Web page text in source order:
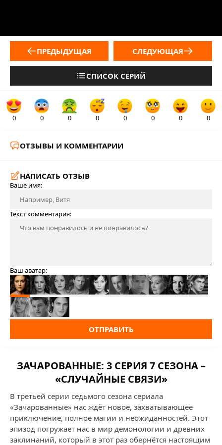
ПРЕДЫДУЩАЯ
СПИСОК СЕРИЙ
СЛЕДУЮЩАЯ
0 0 0 0 0 0 0 0
ОТЗЫВЫ И КОММЕНТАРИИ
НАПИСАТЬ ОТЗЫВ
Ваше имя:
Текст комментария:
Ваш аватар:
ОТПРАВИТЬ
ЗАЧАРОВАННЫЕ: 3 СЕРИЯ 7 СЕЗОНА –
«СЛУЧАЙНЫЕ СВЯЗИ»
В третьей серии седьмого сезона сериала
«Зачарованные» нас ждёт новое, захватывающее
приключение, полное магии и неожиданностей. Этот
эпизод погружает нас в мир демонологии и древних
заклинаний, который в этот раз обернётся настоящим